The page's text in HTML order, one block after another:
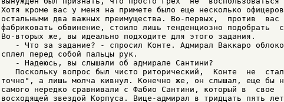
Хотя кроме вас у меня на примете было еще несколько
остальными два важных преимущества. Во-первых,  против
фабриковать обвинение, стоило лишь тенденциозно подобрать
Во-вторых же, вы идеально подходите для этого задания.
- Что за задание? - спросил Конте. Адмирал Ваккаро
сплел перед собой пальцы рук.
   - Надеюсь, вы слышали об адмирале Сантини?
Поскольку вопрос был чисто риторический,  Конте  не
точно", а лишь молча кивнул. Конечно же, он слышал, еще бы
самого нередко сравнивали с Фабио Сантини, который в  свое
восходящей звездой Корпуса. Вице-адмирал в тридцать пять